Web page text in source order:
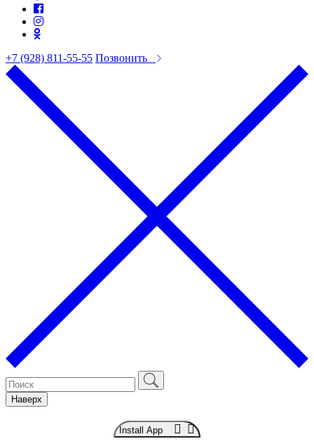
+7 (928) 811-55-55 Позвонить
Наверх
Install App